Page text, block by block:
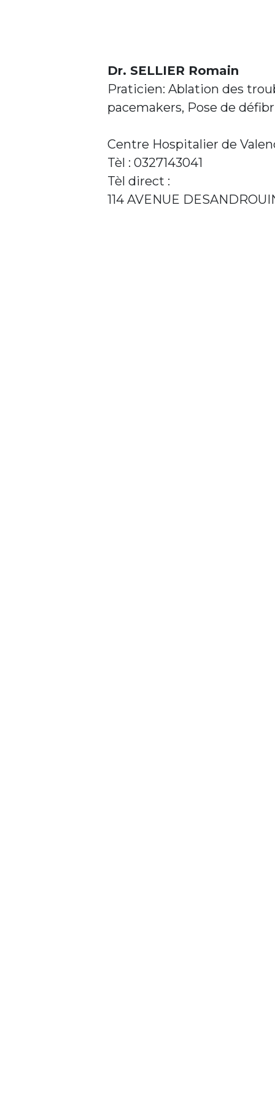
Dr. SELLIER Romain
Praticien: Ablation des
pacemakers, Pose de
Centre Hospitalier de
Tèl : 0327143041
Tèl direct :
114 AVENUE